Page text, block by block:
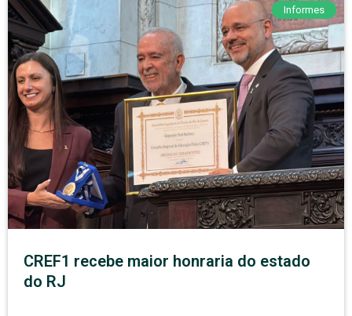
Informes
CREF1 recebe maior honraria do estado
do RJ